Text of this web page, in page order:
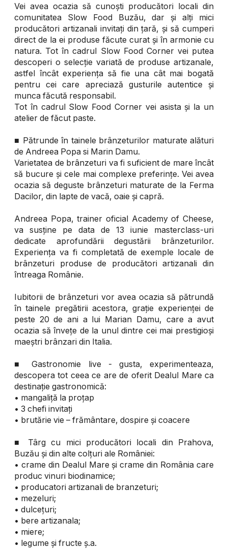
Vei avea ocazia să cunoști producători locali din
comunitatea Slow Food Buzău, dar și alți mici
producători artizanali invitați din țară, și să cumperi
direct de la ei produse făcute curat și în armonie cu
natura. Tot în cadrul Slow Food Corner vei putea
descoperi o selecție variată de produse artizanale,
astfel încât experiența să fie una cât mai bogată
pentru cei care apreciază gusturile autentice și
munca făcută responsabil.
Tot în cadrul Slow Food Corner vei asista și la un
atelier de făcut paste.
■ Pătrunde în tainele brânzeturilor maturate alături
de Andreea Popa si Marin Damu.
Varietatea de brânzeturi va fi suficient de mare încât
să bucure și cele mai complexe preferințe. Vei avea
ocazia să deguste brânzeturi maturate de la Ferma
Dacilor, din lapte de vacă, oaie și capră.
Andreea Popa, trainer oficial Academy of Cheese,
va susține pe data de 13 iunie masterclass-uri
dedicate aprofundării degustării brânzeturilor.
Experiența va fi completată de exemple locale de
brânzeturi produse de producători artizanali din
întreaga Românie.
Iubitorii de brânzeturi vor avea ocazia să pătrundă
în tainele pregătirii acestora, grație experienței de
peste 20 de ani a lui Marian Damu, care a avut
ocazia să învețe de la unul dintre cei mai prestigioși
maeștri brânzari din Italia.
■ Gastronomie live - gusta, experimenteaza,
descopera tot ceea ce are de oferit Dealul Mare ca
destinație gastronomică:
• mangaliță la proțap
• 3 chefi invitați
• brutărie vie – frământare, dospire și coacere
■ Târg cu mici producători locali din Prahova,
Buzău și din alte colțuri ale României:
• crame din Dealul Mare și crame din România care
produc vinuri biodinamice;
• producatori artizanali de branzeturi;
• mezeluri;
• dulcețuri;
• bere artizanala;
• miere;
• legume și fructe ș.a.